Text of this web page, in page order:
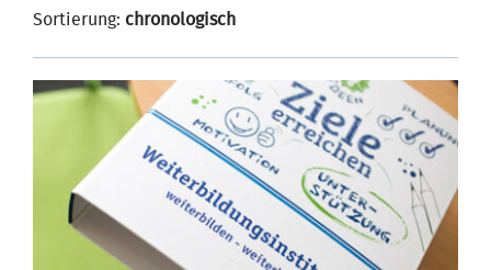
Sortierung: chronologisch